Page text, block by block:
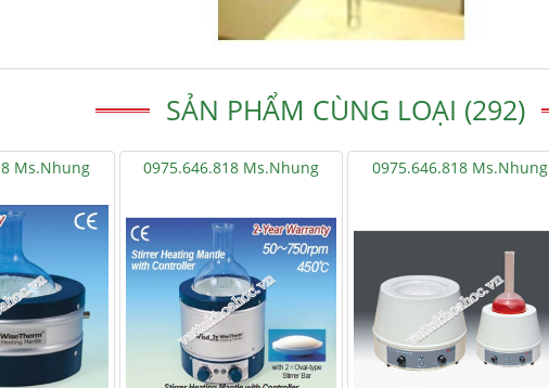
SẢN PHẨM CÙNG LOẠI (292)
Ms.Nhung 0975.646.818 Ms.Nhung 0975.646.818 Ms.Nhung